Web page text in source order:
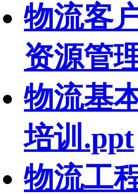
物流客
资源管
物流基
培训.ppt
物流工